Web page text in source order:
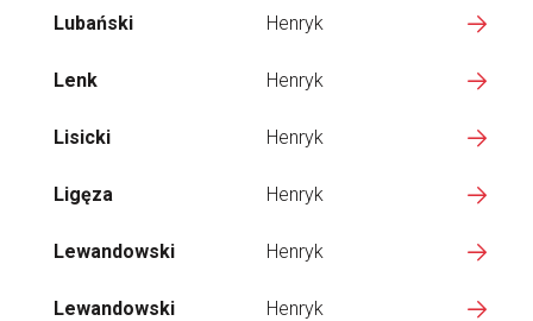
Lubański Henryk
Lenk Henryk
Lisicki Henryk
Ligęza Henryk
Lewandowski Henryk
Lewandowski Henryk